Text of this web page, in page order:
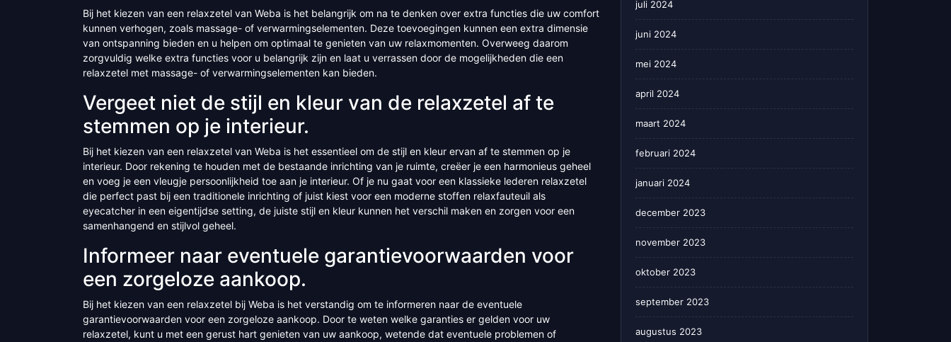
Bij het kiezen van een relaxzetel van Weba is het belangrijk om na te denken over extra functies die uw comfort
kunnen verhogen, zoals massage- of verwarmingselementen. Deze toevoegingen kunnen een extra dimensie
van ontspanning bieden en u helpen om optimaal te genieten van uw relaxmomenten. Overweeg daarom
zorgvuldig welke extra functies voor u belangrijk zijn en laat u verrassen door de mogelijkheden die een
relaxzetel met massage- of verwarmingselementen kan bieden.
Vergeet niet de stijl en kleur van de relaxzetel af te
stemmen op je interieur.
Bij het kiezen van een relaxzetel van Weba is het essentieel om de stijl en kleur ervan af te stemmen op je
interieur. Door rekening te houden met de bestaande inrichting van je ruimte, creëer je een harmonieus geheel
en voeg je een vleugje persoonlijkheid toe aan je interieur. Of je nu gaat voor een klassieke lederen relaxzetel
die perfect past bij een traditionele inrichting of juist kiest voor een moderne stoffen relaxfauteuil als
eyecatcher in een eigentijdse setting, de juiste stijl en kleur kunnen het verschil maken en zorgen voor een
samenhangend en stijlvol geheel.
Informeer naar eventuele garantievoorwaarden voor
een zorgeloze aankoop.
Bij het kiezen van een relaxzetel bij Weba is het verstandig om te informeren naar de eventuele
garantievoorwaarden voor een zorgeloze aankoop. Door te weten welke garanties er gelden voor uw
relaxzetel, kunt u met een gerust hart genieten van uw aankoop, wetende dat eventuele problemen of
juli 2024
juni 2024
mei 2024
april 2024
maart 2024
februari 2024
januari 2024
december 2023
november 2023
oktober 2023
september 2023
augustus 2023